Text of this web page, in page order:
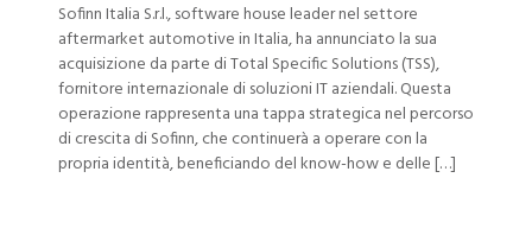
settore aftermarket automotive
Sofinn Italia S.r.l., software house leader nel settore
aftermarket automotive in Italia, ha annunciato la sua
acquisizione da parte di Total Specific Solutions (TSS),
fornitore internazionale di soluzioni IT aziendali. Questa
operazione rappresenta una tappa strategica nel percorso
di crescita di Sofinn, che continuerà a operare con la
propria identità, beneficiando del know-how e delle […]